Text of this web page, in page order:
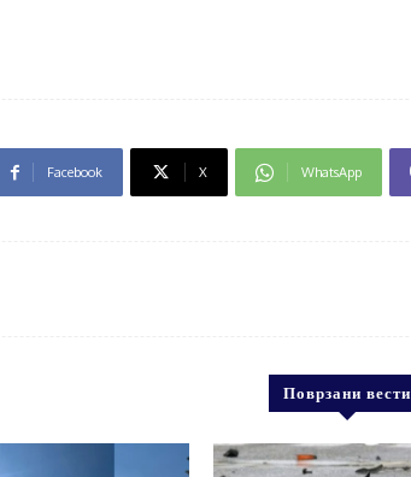
Facebook X WhatsApp
Поврзани вести